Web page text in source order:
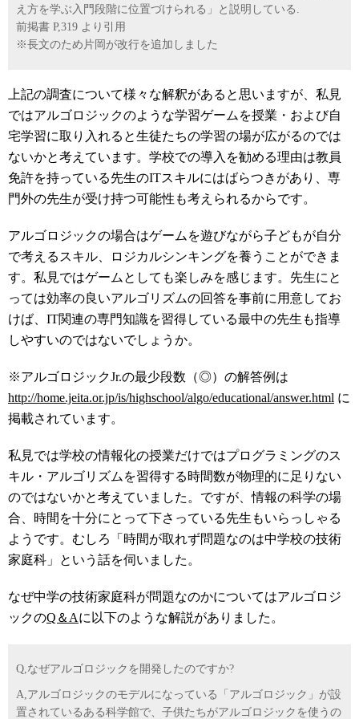
え方を学ぶ入門段階に位置づけられる」と説明している.
前掲書 P,319 より引用
※長文のため片岡が改行を追加しました
上記の調査について様々な解釈があると思いますが、私見
ではアルゴロジックのような学習ゲームを授業・および自
宅学習に取り入れると生徒たちの学習の場が広がるのでは
ないかと考えています。学校での導入を勧める理由は教員
免許を持っている先生のITスキルにはばらつきがあり、専
門外の先生が受け持つ可能性も考えられるからです。
アルゴロジックの場合はゲームを遊びながら子どもが自分
で考えるスキル、ロジカルシンキングを養うことができま
す。私見ではゲームとしても楽しみを感じます。先生にと
っては効率の良いアルゴリズムの回答を事前に用意してお
けば、IT関連の専門知識を習得している最中の先生も指導
しやすいのではないでしょうか。
※アルゴロジックJr.の最少段数（◎）の解答例は
http://home.jeita.or.jp/is/highschool/algo/educational/answer.html に
掲載されています。
私見では学校の情報化の授業だけではプログラミングのス
キル・アルゴリズムを習得する時間数が物理的に足りない
のではないかと考えていました。ですが、情報の科学の場
合、時間を十分にとって下さっている先生もいらっしゃる
ようです。むしろ「時間が取れず問題なのは中学校の技術
家庭科」という話を伺いました。
なぜ中学の技術家庭科が問題なのかについてはアルゴロジ
ックのQ＆Aに以下のような解説がありました。
Q,なぜアルゴロジックを開発したのですか?
A,アルゴロジックのモデルになっている「アルゴロジック」が設
置されているある科学館で、子供たちがアルゴロジックを使うの